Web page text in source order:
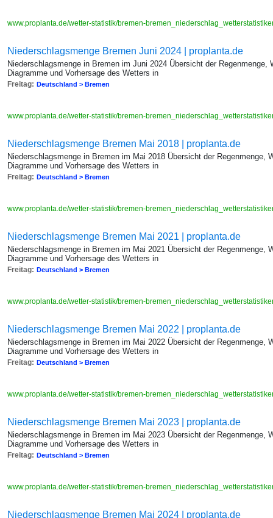
www.proplanta.de/wetter-statistik/bremen-
Niederschlagsmenge Bremen Juni 2024 | proplanta.de
Niederschlagsmenge in Bremen im Juni 2024 Übersicht der
Diagramme und Vorhersage des Wetters in
Freitag: Deutschland > Bremen
www.proplanta.de/wetter-statistik/bremen-
Niederschlagsmenge Bremen Mai 2018 | proplanta.de
Niederschlagsmenge in Bremen im Mai 2018 Übersicht der Regenmenge,
Diagramme und Vorhersage des Wetters in
Freitag: Deutschland > Bremen
www.proplanta.de/wetter-statistik/bremen-
Niederschlagsmenge Bremen Mai 2021 | proplanta.de
Niederschlagsmenge in Bremen im Mai 2021 Übersicht der Regenmenge,
Diagramme und Vorhersage des Wetters in
Freitag: Deutschland > Bremen
www.proplanta.de/wetter-statistik/bremen-
Niederschlagsmenge Bremen Mai 2022 | proplanta.de
Niederschlagsmenge in Bremen im Mai 2022 Übersicht der Regenmenge,
Diagramme und Vorhersage des Wetters in
Freitag: Deutschland > Bremen
www.proplanta.de/wetter-statistik/bremen-
Niederschlagsmenge Bremen Mai 2023 | proplanta.de
Niederschlagsmenge in Bremen im Mai 2023 Übersicht der Regenmenge,
Diagramme und Vorhersage des Wetters in
Freitag: Deutschland > Bremen
www.proplanta.de/wetter-statistik/bremen-
Niederschlagsmenge Bremen Mai 2024 | proplanta.de